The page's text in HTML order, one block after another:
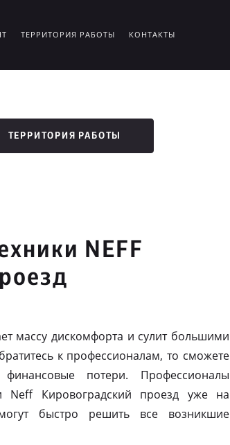
ТЕРРИТОРИЯ РАБОТЫ КОНТАКТЫ
ТЕРРИТОРИЯ РАБОТЫ
NEFF
массу дискомфорта и сулит большими
к профессионалам, то сможете
потери. Профессионалы
Neff Кировоградский проезд уже на
быстро решить все возникшие